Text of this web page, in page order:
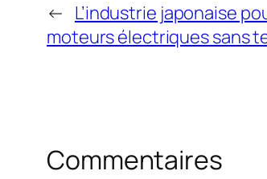
← L’industrie japonaise
moteurs électriques sans
Commentaires